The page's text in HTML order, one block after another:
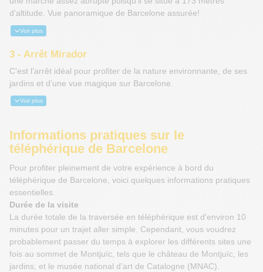
d’altitude. Vue panoramique de Barcelone assurée!
Voir plus
3 - Arrêt Mirador
C’est l’arrêt idéal pour profiter de la nature environnante, de ses
jardins et d’une vue magique sur Barcelone.
Voir plus
Informations pratiques sur le
téléphérique de Barcelone
Pour profiter pleinement de votre expérience à bord du
téléphérique de Barcelone, voici quelques informations pratiques
essentielles.
Durée de la visite
La durée totale de la traversée en téléphérique est d'environ 10
minutes pour un trajet aller simple. Cependant, vous voudrez
probablement passer du temps à explorer les différents sites une
fois au sommet de Montjuïc, tels que le château de Montjuïc, les
jardins, et le musée national d’art de Catalogne (MNAC).